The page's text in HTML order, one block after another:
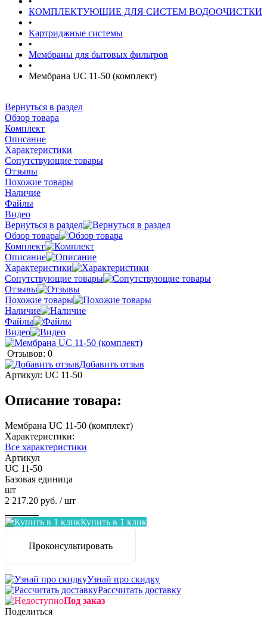
КОМПЛЕКТУЮЩИЕ ДЛЯ СИСТЕМ ВОДООЧИСТКИ
•
Картриджные системы
•
Мембраны для бытовых фильтров
•
Мембрана UC 11-50 (комплект)
Вернуться в раздел
Обзор товара
Комплект
Описание
Характеристики
Сопутствующие товары
Отзывы
Похожие товары
Наличие
Файлы
Видео
Вернуться в раздел
Обзор товара
Комплект
Описание
Характеристики
Сопутствующие товары
Отзывы
Похожие товары
Наличие
Файлы
Видео
Отзывов: 0
Добавить отзыв
Артикул: UC 11-50
Описание товара:
Мембрана UC 11-50 (комплект)
Характеристики:
Все характеристики
Артикул
UC 11-50
Базовая единица
шт
2 217.20 руб. / шт
Купить в 1 клик
Проконсультировать
Узнай про скидку
Рассчитать доставку
Под заказ
Поделиться